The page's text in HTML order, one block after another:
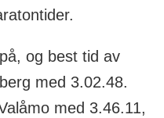
og best tid av
med 3.02.48.
med 3.46.11,